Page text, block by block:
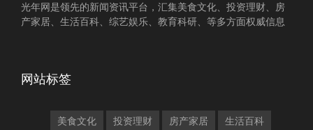
光年网是领先的新闻资讯平台，汇集美食文化、投资理财、房
产家居、生活百科、综艺娱乐、教育科研、等多方面权威信息
网站标签
美食文化 投资理财 房产家居 生活百科